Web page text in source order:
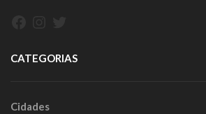
CATEGORIAS
Cidades